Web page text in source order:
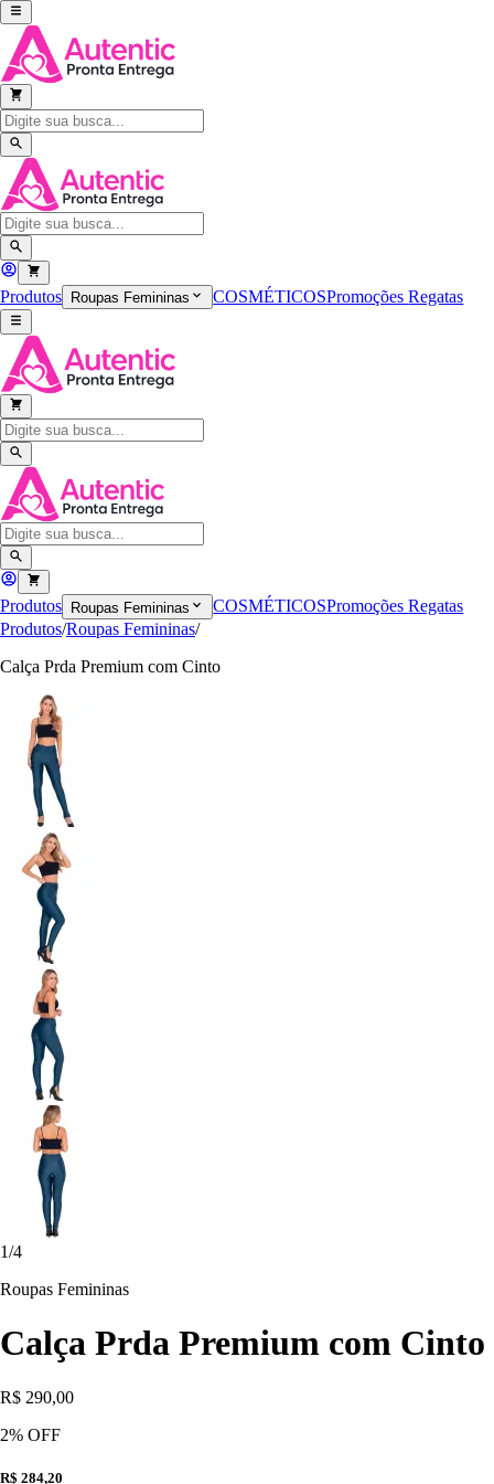
Produtos Roupas Femininas COSMÉTICOSPromoçõesRegatas
Produtos Roupas Femininas COSMÉTICOSPromoçõesRegatas
Produtos/Roupas Femininas/
Calça Prda Premium com Cinto
1/4
Roupas Femininas
Calça Prda Premium com Cinto
R$ 290,00
2% OFF
R$ 284,20